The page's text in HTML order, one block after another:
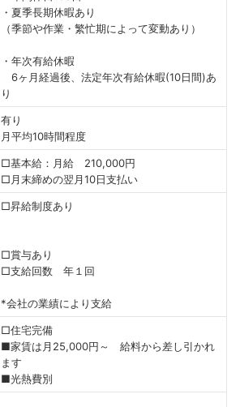
・夏季長期休暇あり
（季節や作業・繁忙期によって変動あり）
・年次有給休暇
6ヶ月経過後、法定年次有給休暇(10日間)あ
り
有り
月平均10時間程度
□基本給：月給 210,000円
□月末締めの翌月10日支払い
□昇給制度あり
□賞与あり
□支給回数 年１回
*会社の業績により支給
□住宅完備
■家賃は月25,000円～ 給料から差し引かれ
ます
■光熱費別